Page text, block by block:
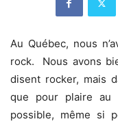
Au Québec, nous
rock. Nous avons
disent rocker, mais
que pour plaire au
possible, même si